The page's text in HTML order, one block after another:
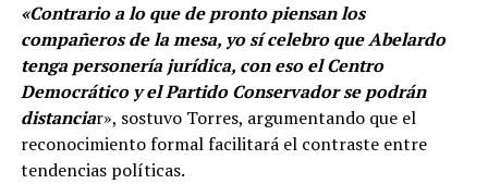
«Contrario a lo que de pronto piensan los
compañeros de la mesa, yo sí celebro que Abelardo
tenga personería jurídica, con eso el Centro
Democrático y el Partido Conservador se podrán
distanciar», sostuvo Torres, argumentando que el
reconocimiento formal facilitará el contraste entre
tendencias políticas.